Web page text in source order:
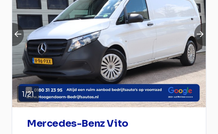
1/21
Mercedes-Benz Vito